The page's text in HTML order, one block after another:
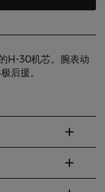
H-30机芯。腕表动
后援。